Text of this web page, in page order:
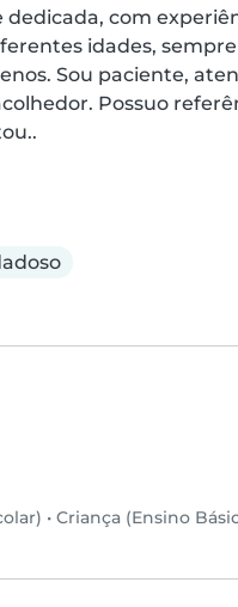
dedicada, com
idades,
Sou paciente,
Possuo
• Criança (Ensino